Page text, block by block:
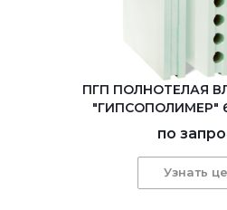
ПГП ПОЛНОТЕЛАЯ
"ГИПСОПОЛИМЕР"
по
Узнать